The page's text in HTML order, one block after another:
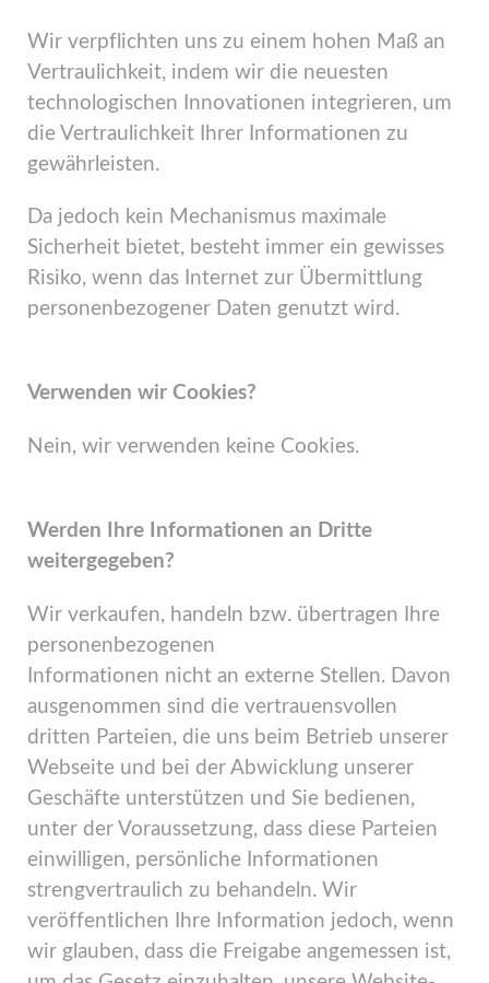
Wir verpflichten uns zu einem hohen Maß an
Vertraulichkeit, indem wir die neuesten
technologischen Innovationen integrieren, um
die Vertraulichkeit Ihrer Informationen zu
gewährleisten.
Da jedoch kein Mechanismus maximale
Sicherheit bietet, besteht immer ein gewisses
Risiko, wenn das Internet zur Übermittlung
personenbezogener Daten genutzt wird.
Verwenden wir Cookies?
Nein, wir verwenden keine Cookies.
Werden Ihre Informationen an Dritte
weitergegeben?
Wir verkaufen, handeln bzw. übertragen Ihre
personenbezogenen
Informationen nicht an externe Stellen. Davon
ausgenommen sind die vertrauensvollen
dritten Parteien, die uns beim Betrieb unserer
Webseite und bei der Abwicklung unserer
Geschäfte unterstützen und Sie bedienen,
unter der Voraussetzung, dass diese Parteien
einwilligen, persönliche Informationen
strengvertraulich zu behandeln. Wir
veröffentlichen Ihre Information jedoch, wenn
wir glauben, dass die Freigabe angemessen ist,